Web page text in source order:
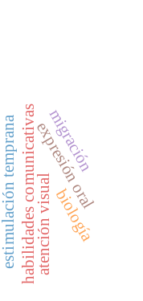
estimulación tempranahabilidades comunicativasexpresión oral
atención visualbiología
migración